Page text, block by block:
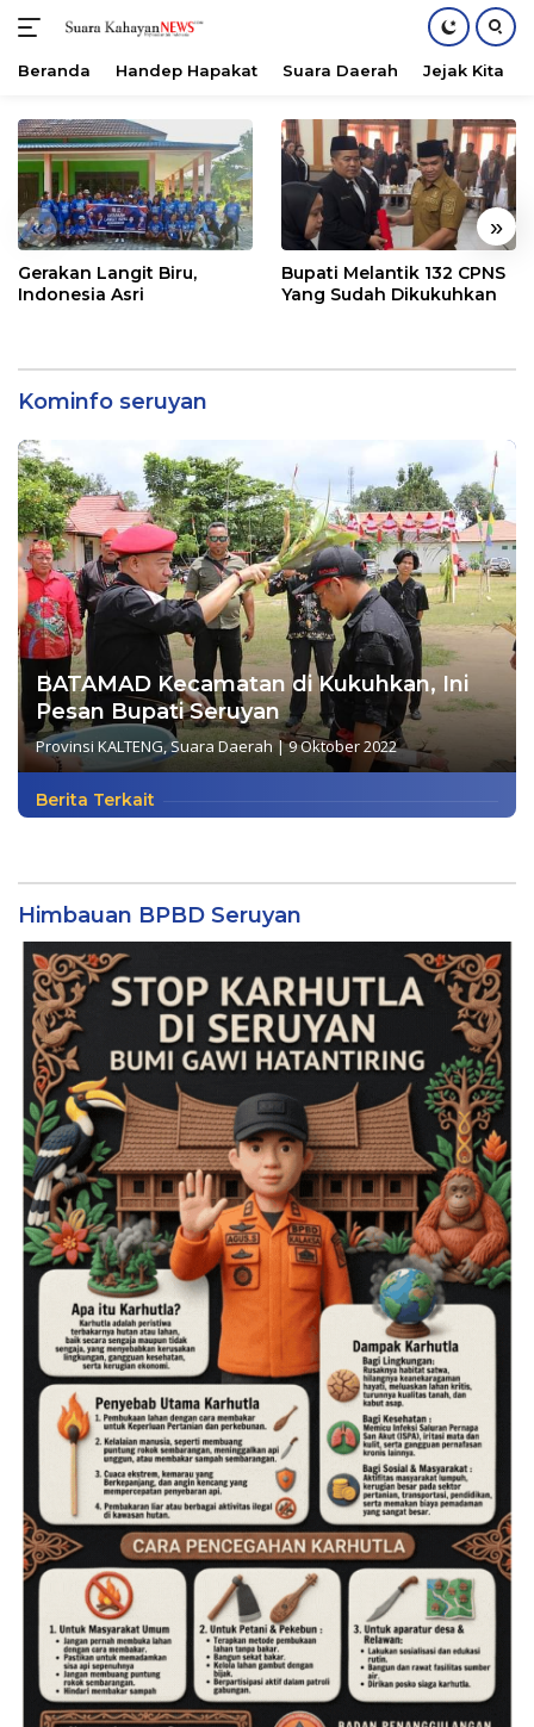
konten
Beranda Handep Hapakat Suara Daerah Jejak Kita
« »
Gerakan Langit Biru,
Indonesia Asri
Bupati Melantik 132 CPNS
Yang Sudah Dikukuhkan
Kominfo seruyan
BATAMAD Kecamatan di Kukuhkan, Ini
Pesan Bupati Seruyan
Provinsi KALTENG,Suara Daerah|9 Oktober 2022
Berita Terkait
Himbauan BPBD Seruyan